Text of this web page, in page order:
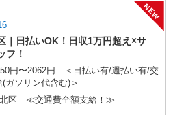
キャンセル手当：職務時給の60％支給
NEW
｜日払いOK！日収1万円超え×サ
フ！
円〜2062円 ＜日払い有/週払い有/交
ガソリン代含む)＞
北区 ≪交通費全額支給！≫